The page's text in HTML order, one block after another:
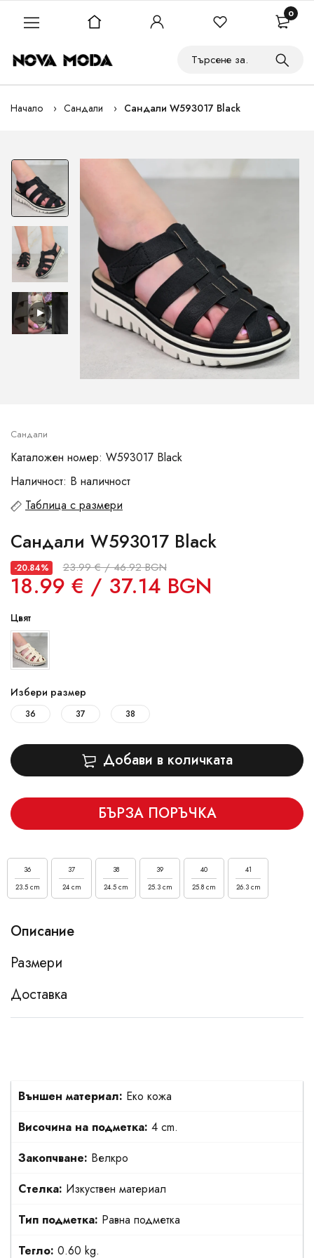
Начало Сандали Сандали W593017 Black
Сандали
Каталожен номер: W593017 Black
Наличност: В наличност
Таблица с размери
Сандали W593017 Black
-20.84% 23.99 € / 46.92 BGN
18.99 € / 37.14 BGN
Цвят
Избери размер
36 37 38
Добави в количката
БЪРЗА ПОРЪЧКА
36
23.5 cm
37
24 cm
38
24.5 cm
39
25.3 cm
40
25.8 cm
41
26.3 cm
Описание
Размери
Доставка
Външен материал: Еко кожа
Височина на подметка: 4 cm.
Закопчване: Велкро
Стелка: Изкуствен материал
Тип подметка: Равна подметка
Тегло: 0.60 kg.
0